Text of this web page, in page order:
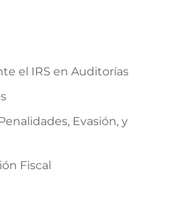
el IRS en Auditorías
Evasión, y
Fiscal